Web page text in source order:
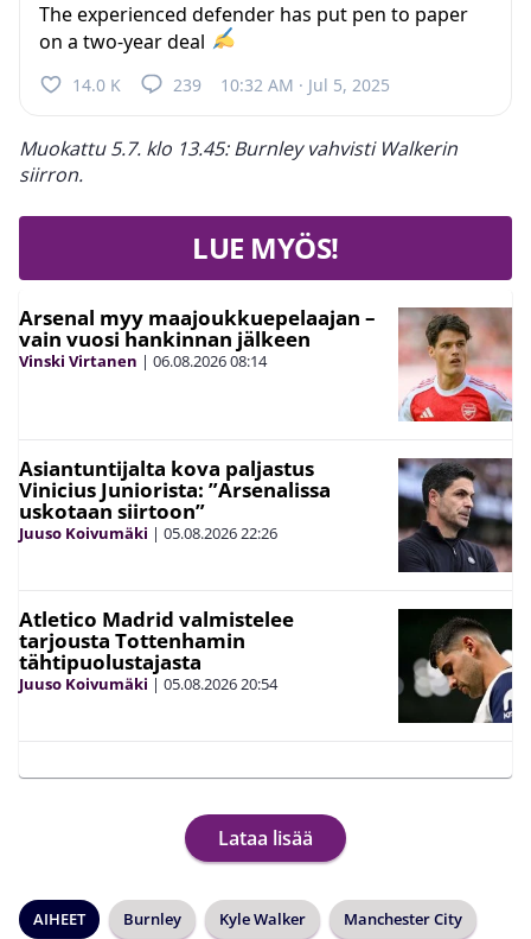
The experienced defender has put pen to paper
on a two-year deal
14.0 K 239 10:32 AM · Jul 5, 2025
Muokattu 5.7. klo 13.45: Burnley vahvisti Walkerin
siirron.
LUE MYÖS!
Arsenal myy maajoukkuepelaajan –
vain vuosi hankinnan jälkeen
Vinski Virtanen | 06.08.202608:14
Asiantuntijalta kova paljastus
Vinicius Juniorista: ”Arsenalissa
uskotaan siirtoon”
Juuso Koivumäki | 05.08.202622:26
Atletico Madrid valmistelee
tarjousta Tottenhamin
tähtipuolustajasta
Juuso Koivumäki | 05.08.202620:54
Lataa lisää
AIHEET Burnley Kyle Walker Manchester City